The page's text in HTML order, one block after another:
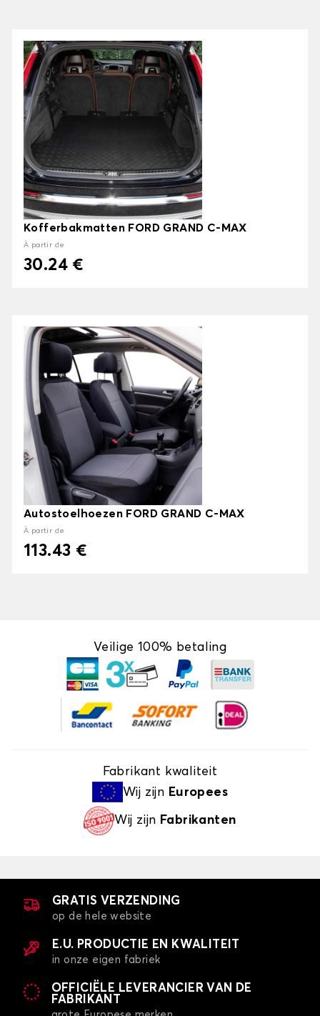
Kofferbakmatten FORD GRAND C-MAX
À partir de
30.24 €
Autostoelhoezen FORD GRAND C-MAX
À partir de
113.43 €
Veilige 100% betaling
Fabrikant kwaliteit
Wij zijn Europees
Wij zijn Fabrikanten
GRATIS VERZENDING
op de hele website
E.U. PRODUCTIE EN KWALITEIT
in onze eigen fabriek
OFFICIËLE LEVERANCIER VAN DE
FABRIKANT